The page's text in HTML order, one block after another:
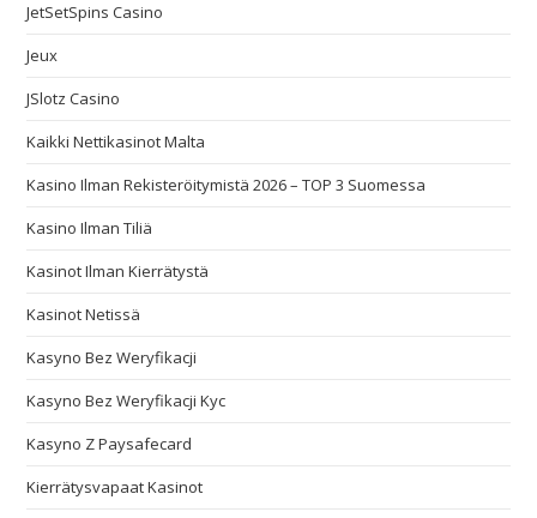
JetSetSpins Casino
Jeux
JSlotz Casino
Kaikki Nettikasinot Malta
Kasino Ilman Rekisteröitymistä 2026 – TOP 3 Suomessa
Kasino Ilman Tiliä
Kasinot Ilman Kierrätystä
Kasinot Netissä
Kasyno Bez Weryfikacji
Kasyno Bez Weryfikacji Kyc
Kasyno Z Paysafecard
Kierrätysvapaat Kasinot